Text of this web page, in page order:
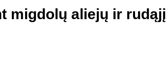
migdolų aliejų ir rudąjį